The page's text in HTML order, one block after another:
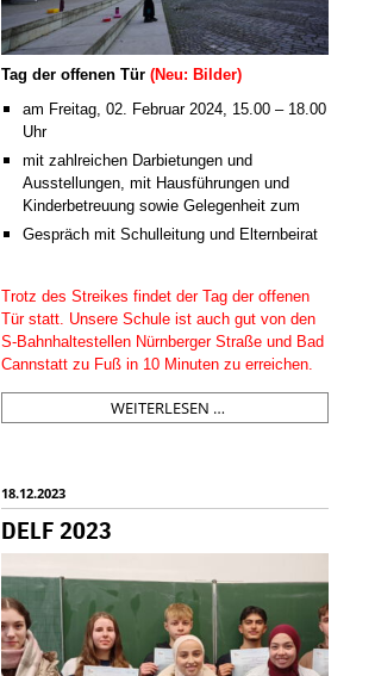
Tag der offenen Tür (Neu: Bilder)
am Freitag, 02. Februar 2024, 15.00 – 18.00
Uhr
mit zahlreichen Darbietungen und
Ausstellungen, mit Hausführungen und
Kinderbetreuung sowie Gelegenheit zum
Gespräch mit Schulleitung und Elternbeirat
Trotz des Streikes findet der Tag der offenen
Tür statt. Unsere Schule ist auch gut von den
S-Bahnhaltestellen Nürnberger Straße und Bad
Cannstatt zu Fuß in 10 Minuten zu erreichen.
WEITERLESEN …
UND
TÜR
18.12.2023
DELF 2023